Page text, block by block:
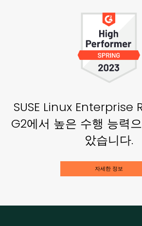
SUSE Linux Enterprise
G2에서 높은 수행 능력
았습니다.
자세한 정보